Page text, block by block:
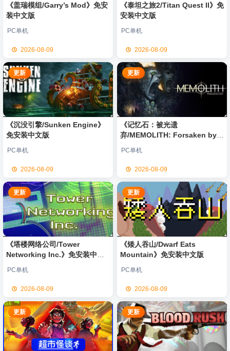
《盖瑞模组/Garry’s Mod》免安
装中文版
PC单机
2026-08-09
《泰坦之旅2/Titan Quest II》免
安装中文版
PC单机
2026-08-09
更新
《沉没引擎/Sunken Engine》
免安装中文版
PC单机
2026-08-09
更新
《记忆石：被光遗
弃/MEMOLITH: Forsaken by
PC单机
2026-08-09
更新
《塔楼网络公司/Tower
Networking Inc.》免安装中文
PC单机
2026-08-09
更新
《矮人吞山/Dwarf Eats
Mountain》免安装中文版
PC单机
2026-08-09
更新 更新